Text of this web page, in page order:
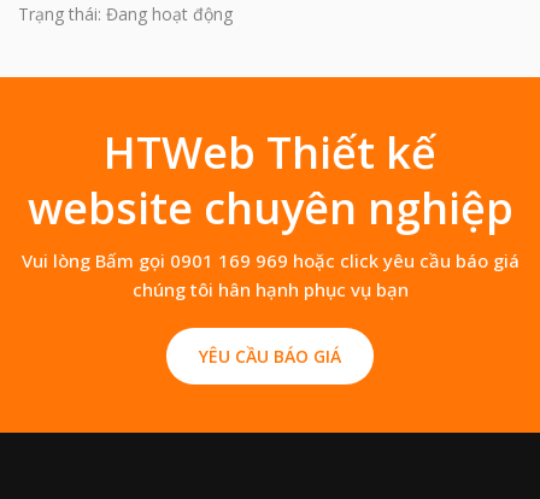
Trạng thái: Đang hoạt động
HTWeb Thiết kế
website chuyên nghiệp
Vui lòng Bấm gọi 0901 169 969 hoặc click yêu cầu báo giá
chúng tôi hân hạnh phục vụ bạn
YÊU CẦU BÁO GIÁ